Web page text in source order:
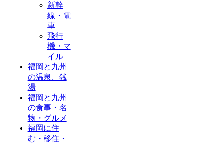
新幹
線・電
車
飛行
機・マ
イル
福岡と九州
の温泉、銭
湯
福岡と九州
の食事・名
物・グルメ
福岡に住
む・移住・